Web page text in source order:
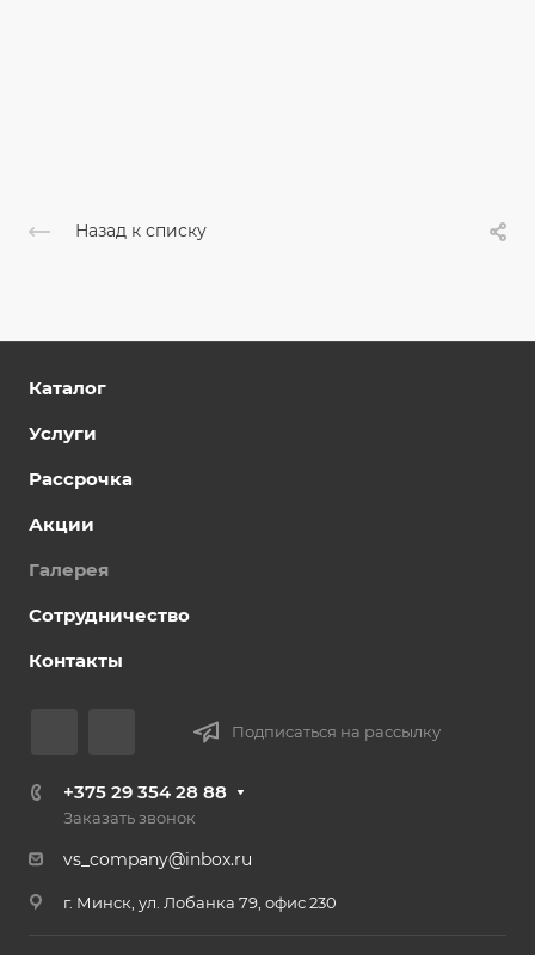
Назад к списку
Каталог
Услуги
Рассрочка
Акции
Галерея
Сотрудничество
Контакты
Подписаться на рассылку
+375 29 354 28 88
Заказать звонок
vs_company@inbox.ru
г. Минск, ул. Лобанка 79, офис 230